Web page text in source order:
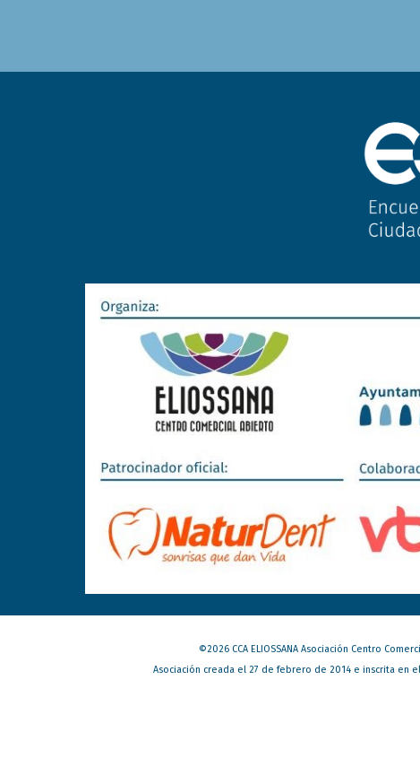
©2026 CCA ELIOSSANA Asociación Centro
Asociación creada el 27 de febrero de 2014 e inscrita en